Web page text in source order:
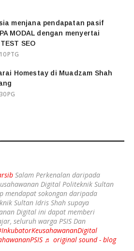
menjana pendapatan pasif
MODAL dengan menyertai
SEO
PTG
Homestay di Muadzam Shah
PG
Salam Perkenalan daripada
Digital Politeknik Sultan
mendapat sokongan daripada
Sultan Idris Shah supaya
Digital ini dapat memberi
seluruh warga PSIS Dan
♬ original sound - blog